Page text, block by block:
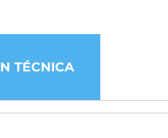
TÉCNICA